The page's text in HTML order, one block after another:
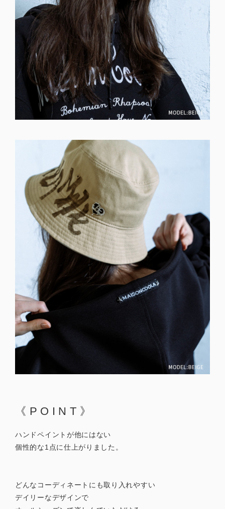
《POINT》
ハンドペイントが他にはない
個性的な1点に仕上がりました。
どんなコーディネートにも取り入れやすい
デイリーなデザインで